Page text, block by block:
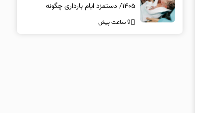
۱۴۰۵/ دستمزد ایام بارداری چگونه
پرداخت می‌شود؟
9 ساعت پیش